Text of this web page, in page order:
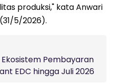
produksi," kata Anwari
5/2026).
Pembayaran
EDC hingga Juli 2026